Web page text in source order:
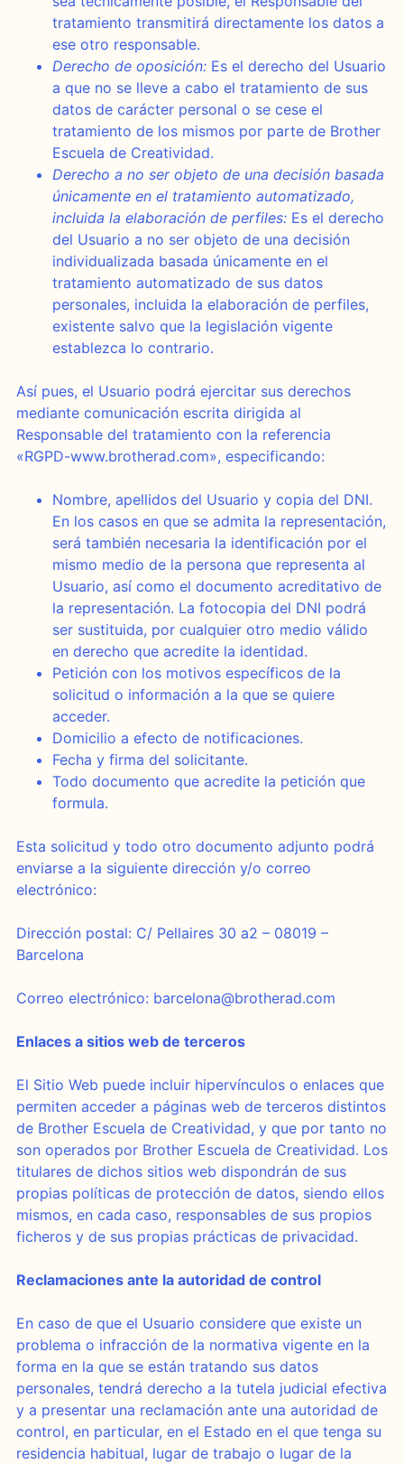
tratamiento transmitirá directamente los datos a
ese otro responsable.
Derecho de oposición:Es el derecho del Usuario
a que no se lleve a cabo el tratamiento de sus
datos de carácter personal o se cese el
tratamiento de los mismos por parte de Brother
Escuela de Creatividad.
Derecho a no ser objeto de una decisión basada
únicamente en el tratamiento automatizado,
incluida la elaboración de perfiles:Es el derecho
del Usuario a no ser objeto de una decisión
individualizada basada únicamente en el
tratamiento automatizado de sus datos
personales, incluida la elaboración de perfiles,
existente salvo que la legislación vigente
establezca lo contrario.
Así pues, el Usuario podrá ejercitar sus derechos
mediante comunicación escrita dirigida al
Responsable del tratamiento con la referencia
«RGPD-www.brotherad.com», especificando:
Nombre, apellidos del Usuario y copia del DNI.
En los casos en que se admita la representación,
será también necesaria la identificación por el
mismo medio de la persona que representa al
Usuario, así como el documento acreditativo de
la representación. La fotocopia del DNI podrá
ser sustituida, por cualquier otro medio válido
en derecho que acredite la identidad.
Petición con los motivos específicos de la
solicitud o información a la que se quiere
acceder.
Domicilio a efecto de notificaciones.
Fecha y firma del solicitante.
Todo documento que acredite la petición que
formula.
Esta solicitud y todo otro documento adjunto podrá
enviarse a la siguiente dirección y/o correo
electrónico:
Dirección postal: C/ Pellaires 30 a2 – 08019 –
Barcelona
Correo electrónico: barcelona@brotherad.com
Enlaces a sitios web de terceros
El Sitio Web puede incluir hipervínculos o enlaces que
permiten acceder a páginas web de terceros distintos
de Brother Escuela de Creatividad, y que por tanto no
son operados por Brother Escuela de Creatividad. Los
titulares de dichos sitios web dispondrán de sus
propias políticas de protección de datos, siendo ellos
mismos, en cada caso, responsables de sus propios
ficheros y de sus propias prácticas de privacidad.
Reclamaciones ante la autoridad de control
En caso de que el Usuario considere que existe un
problema o infracción de la normativa vigente en la
forma en la que se están tratando sus datos
personales, tendrá derecho a la tutela judicial efectiva
y a presentar una reclamación ante una autoridad de
control, en particular, en el Estado en el que tenga su
residencia habitual, lugar de trabajo o lugar de la